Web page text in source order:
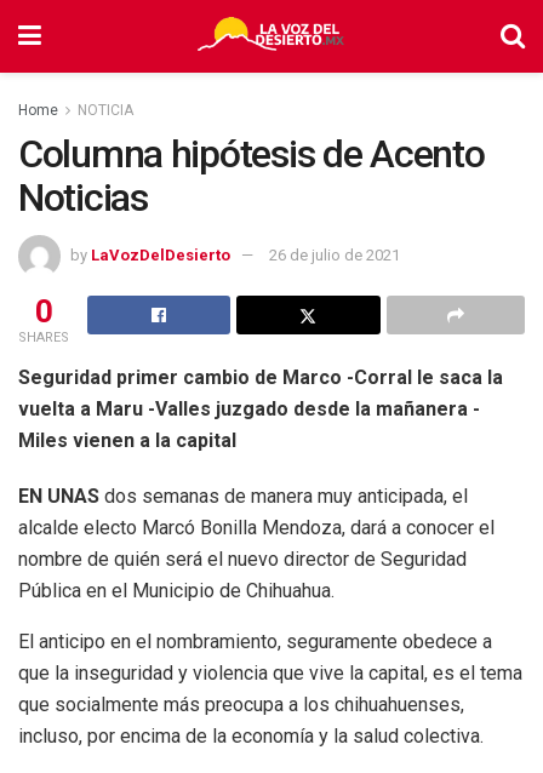
Home NOTICIA
Columna hipótesis de Acento
Noticias
by LaVozDelDesierto 26 de julio de 2021
0
SHARES
Seguridad primer cambio de Marco -Corral le saca la
vuelta a Maru -Valles juzgado desde la mañanera -
Miles vienen a la capital
EN UNAS dos semanas de manera muy anticipada, el
alcalde electo Marcó Bonilla Mendoza, dará a conocer el
nombre de quién será el nuevo director de Seguridad
Pública en el Municipio de Chihuahua.
El anticipo en el nombramiento, seguramente obedece a
que la inseguridad y violencia que vive la capital, es el tema
que socialmente más preocupa a los chihuahuenses,
incluso, por encima de la economía y la salud colectiva.